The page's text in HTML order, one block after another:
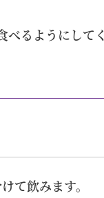
るようにしてく
て飲みます。